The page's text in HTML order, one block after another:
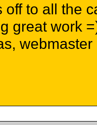
off to all the
great work
webmaster